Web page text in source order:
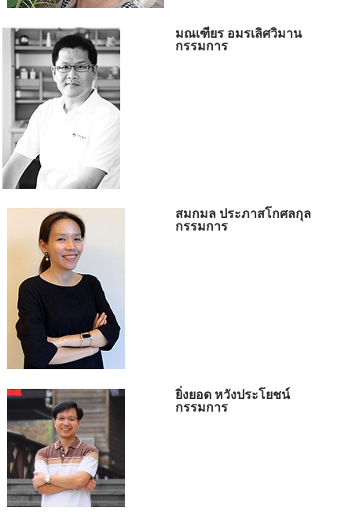
มณเฑียร อมรเลิศวิมาน
กรรมการ
สมกมล ประภาสโกศลกุล
กรรมการ
ยิ่งยอด หวังประโยชน์
กรรมการ